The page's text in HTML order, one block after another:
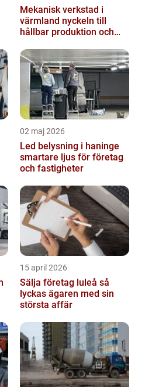
Mekanisk verkstad i
värmland nyckeln till
hållbar produktion och
02 maj 2026
Led belysning i haninge
smartare ljus för företag
och fastigheter
15 april 2026
Sälja företag luleå så
lyckas ägaren med sin
största affär